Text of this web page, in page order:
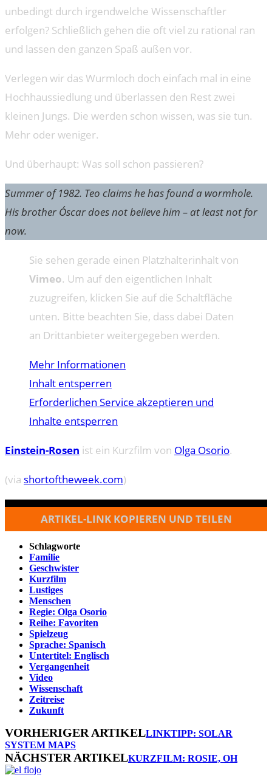
unbedingt durch irgendwelche Wissenschaftler
erfolgen? Schließlich gehen die oft viel zu rational ran
und lassen den ganzen Spaß außen vor.
Verlegen wir das Wurmloch doch einfach mal in eine
Hochhaussiedlung und überlassen den Rest zwei
kleinen Jungs. Die werden schon wissen, was sie tun.
Mehr oder weniger.
Und überhaupt: Was soll schon passieren?
Summer of 1982. Teo claims he has found a wormhole.
His brother Óscar does not believe him – at least not for
now.
Sie sehen gerade einen Platzhalterinhalt von
Vimeo. Um auf den eigentlichen Inhalt
zuzugreifen, klicken Sie auf die Schaltfläche
unten. Bitte beachten Sie, dass dabei Daten
an Drittanbieter weitergegeben werden.
Mehr Informationen
Inhalt entsperren
Erforderlichen Service akzeptieren und
Inhalte entsperren
Einstein-Rosen ist ein Kurzfilm von Olga Osorio.
(via shortoftheweek.com)
ARTIKEL-LINK KOPIEREN UND TEILEN
Schlagworte
Familie
Geschwister
Kurzfilm
Lustiges
Menschen
Regie: Olga Osorio
Reihe: Favoriten
Spielzeug
Sprache: Spanisch
Untertitel: Englisch
Vergangenheit
Video
Wissenschaft
Zeitreise
Zukunft
VORHERIGER ARTIKELLINKTIPP: SOLAR
SYSTEM MAPS
NÄCHSTER ARTIKELKURZFILM: ROSIE, OH